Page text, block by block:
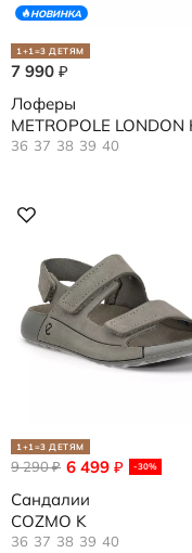
НОВИНКА
1+1=3 ДЕТЯМ
7 990 ₽
Лоферы
METROPOLE LONDON
36 37 38 39 40
1+1=3 ДЕТЯМ
6 499 ₽ -30%
9 290₽
Сандалии
COZMO K
36 37 38 39 40